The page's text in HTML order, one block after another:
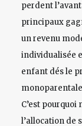
perdent
principaux
un revenu
individualisée
enfant dés le
C’est
l’allocation de